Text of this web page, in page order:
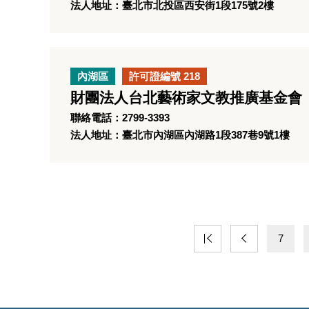
法人地址：臺北市北投區西安街1段175號2樓
內湖區 許可證編號 218
財團法人台北藝術家文教推廣基金會
聯絡電話：2799-3393
法人地址：臺北市內湖區內湖路1段387巷9號1樓
7